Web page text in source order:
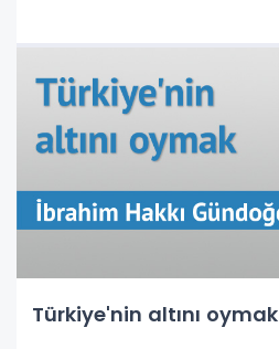
Türkiye'nin altını oymak